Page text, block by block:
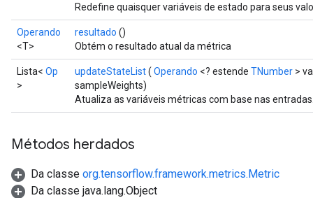
Redefine quaisquer variáveis ​​de estado para seus
Operando
<T>
resultado ()
Obtém o resultado atual da métrica
Lista< Op
>
updateStateList( Operando <? estende TNumber >
sampleWeights)
Atualiza as variáveis ​​métricas com base nas
Métodos herdados
Da classe org.tensorflow.framework.metrics.Metric
Da classe java.lang.Object